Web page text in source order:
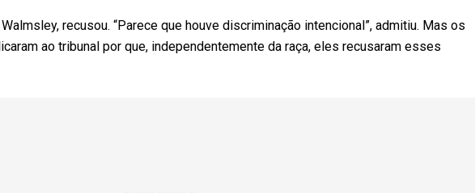
recusou. “Parece que houve discriminação intencional”, admitiu. Mas os
ao tribunal por que, independentemente da raça, eles recusaram esses